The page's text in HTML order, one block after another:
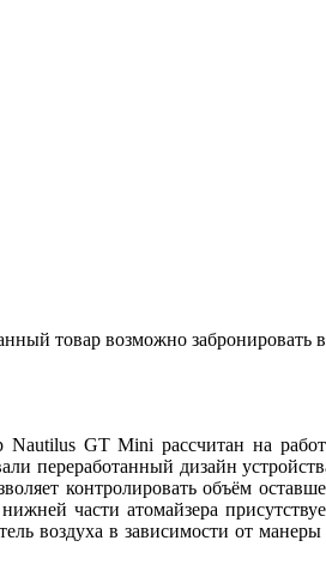
товар возможно
GT Mini рассчитан на
переработанный дизайн
контролировать объём
части атомайзера
воздуха в зависимости от